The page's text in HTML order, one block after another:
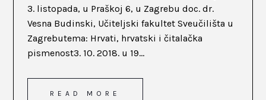
3. listopada, u Praškoj 6, u Zagrebu doc. dr.
Vesna Budinski, Učiteljski fakultet Sveučilišta u
Zagrebutema: Hrvati, hrvatski i čitalačka
pismenost3. 10. 2018. u 19...
READ MORE